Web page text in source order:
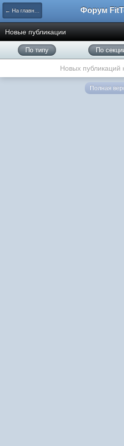
← На главную Форум
Новые публикации
По типу По
Новых публикаций
Полная